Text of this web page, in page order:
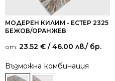
МОДЕРЕН КИЛИМ - ЕСТЕР 2325
БЕЖОВ/ОРАНЖЕВ
от: 23.52 € / 46.00 лв./ бр.
Възможна комбинация